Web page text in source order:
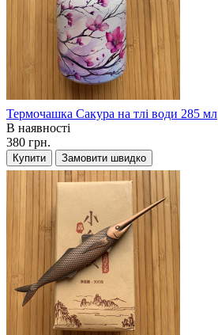
Термочашка Сакура на тлі води 285 мл
В наявності
380 грн.
Купити Замовити швидко